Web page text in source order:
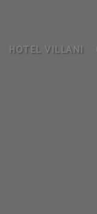
HOTEL VILLANI